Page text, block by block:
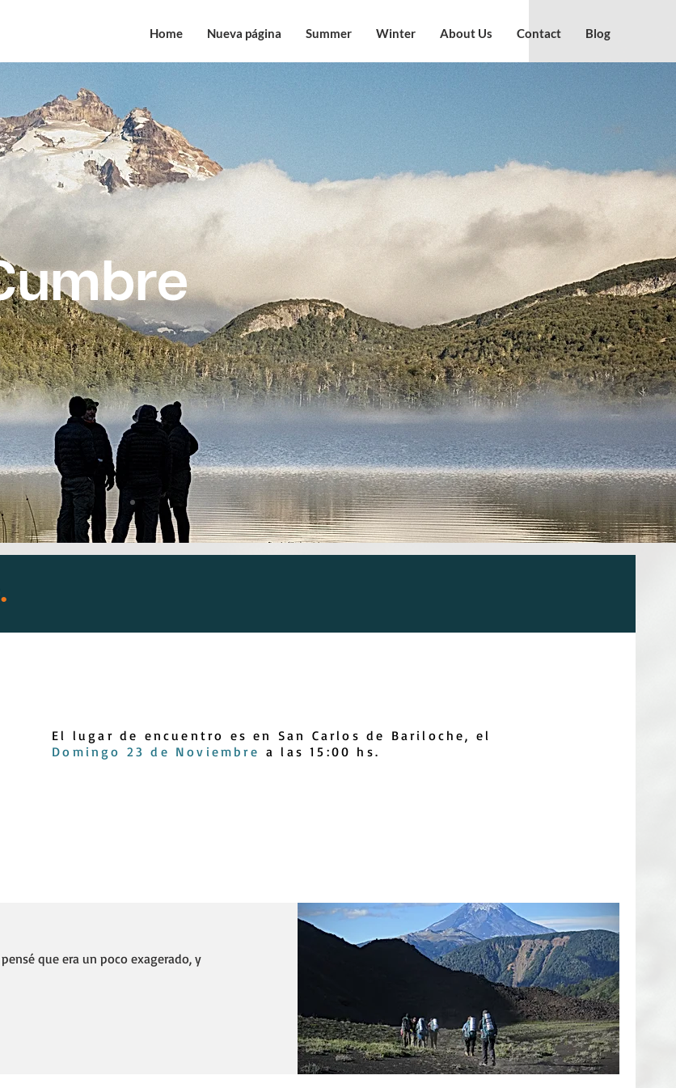
Home Nueva página Summer Winter About Us Contact Blog
.
El lugar de encuentro es en San Carlos de Bariloche, el
Domingo 23 de Noviembre a las 15:00 hs.
que era un poco exagerado, y